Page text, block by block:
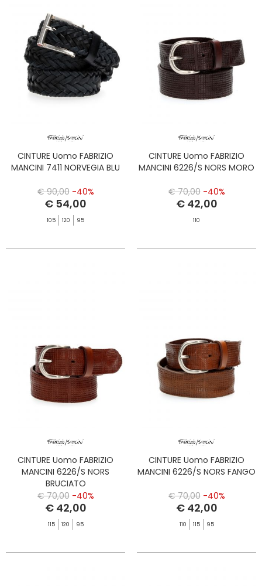
CINTURE Uomo FABRIZIO
MANCINI 7411 NORVEGIA BLU
€ 90,00 -40%
€ 54,00
105 120 95
CINTURE Uomo FABRIZIO
MANCINI 6226/S NORS MORO
€ 70,00 -40%
€ 42,00
110
CINTURE Uomo FABRIZIO
MANCINI 6226/S NORS
BRUCIATO
€ 70,00 -40%
€ 42,00
115 120 95
CINTURE Uomo FABRIZIO
MANCINI 6226/S NORS FANGO
€ 70,00 -40%
€ 42,00
110 115 95